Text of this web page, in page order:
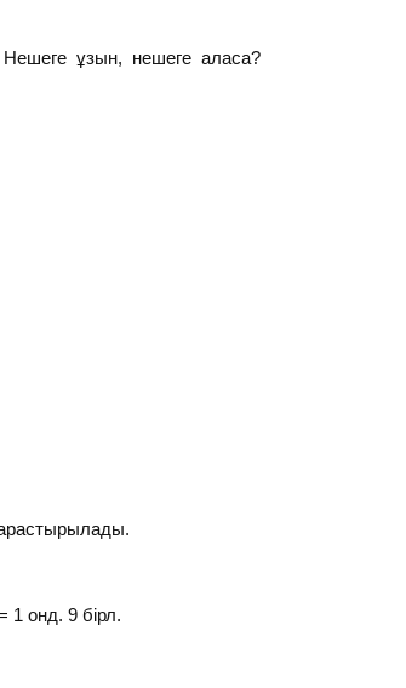
ұзын, нешеге аласа?
онд. 9 бірл.